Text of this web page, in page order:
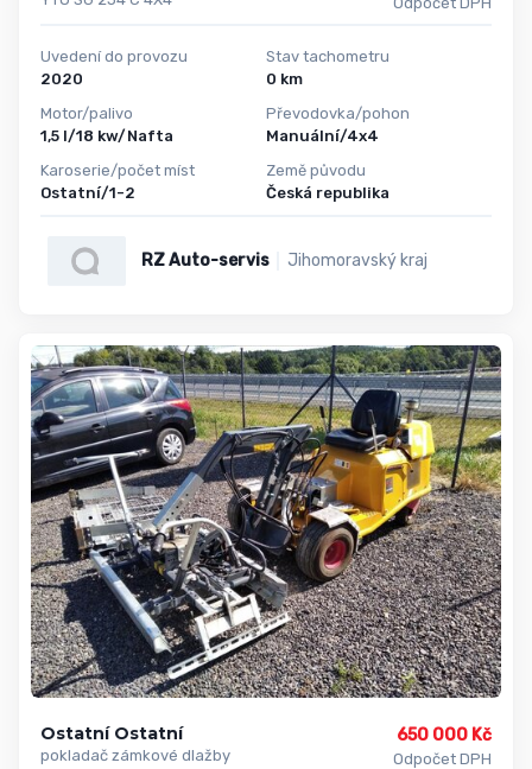
Uvedení do provozu
2020
Motor/palivo
1,5 l/18 kw/Nafta
Karoserie/počet míst
Ostatní/1-2
Stav tachometru
0 km
Převodovka/pohon
Manuální/4x4
Země původu
Česká republika
RZ Auto-servis Jihomoravský kraj
Ostatní Ostatní
pokladač zámkové dlažby
650 000 Kč
Odpočet DPH